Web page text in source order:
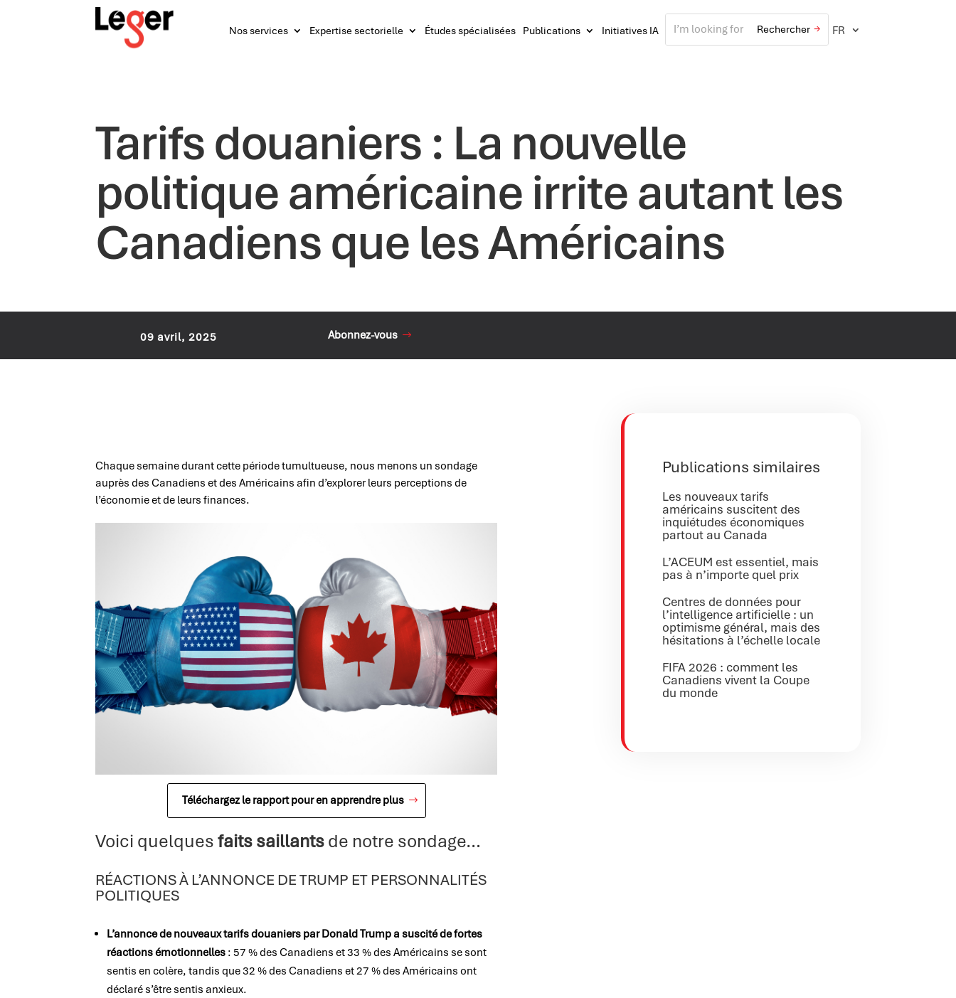
Nos services Expertise sectorielle Études spécialisées Publications Initiatives IA FR
Tarifs douaniers : La nouvelle
politique américaine irrite autant les
Canadiens que les Américains
09 avril, 2025 Abonnez-vous
Chaque semaine durant cette période tumultueuse, nous menons un sondage
auprès des Canadiens et des Américains afin d’explorer leurs perceptions de
l’économie et de leurs finances.
Téléchargez le rapport pour en apprendre plus
Voici quelquesfaits saillantsde notre sondage…
RÉACTIONS À L’ANNONCE DE TRUMP ET PERSONNALITÉS
POLITIQUES
L’annonce de nouveaux tarifs douaniers par Donald Trump a suscité de fortes
réactions émotionnelles : 57 % des Canadiens et 33 % des Américains se sont
sentis en colère, tandis que 32 % des Canadiens et 27 % des Américains ont
déclaré s’être sentis anxieux.
Publications similaires
Les nouveaux tarifs
américains suscitent des
inquiétudes économiques
partout au Canada
L’ACEUM est essentiel, mais
pas à n’importe quel prix
Centres de données pour
l’intelligence artificielle : un
optimisme général, mais des
hésitations à l’échelle locale
FIFA 2026 : comment les
Canadiens vivent la Coupe
du monde